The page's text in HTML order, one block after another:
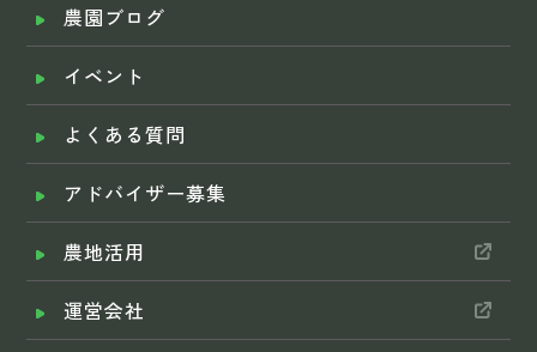
農園ブログ
イベント
よくある質問
アドバイザー募集
農地活用
運営会社